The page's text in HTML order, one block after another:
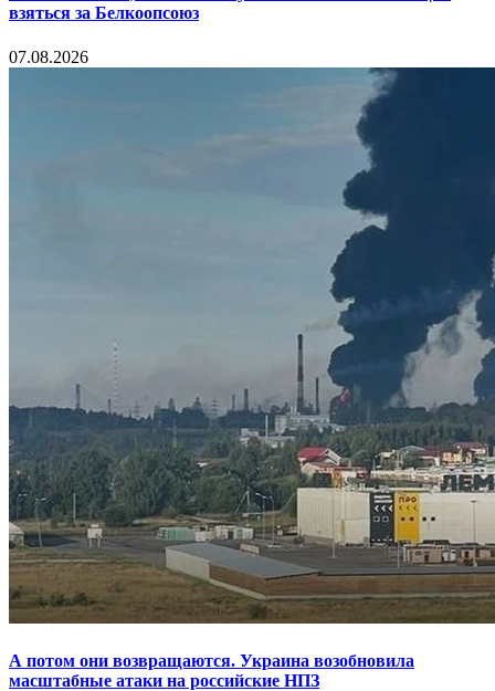
взяться за Белкоопсоюз
07.08.2026
А потом они возвращаются. Украина возобновила
масштабные атаки на российские НПЗ